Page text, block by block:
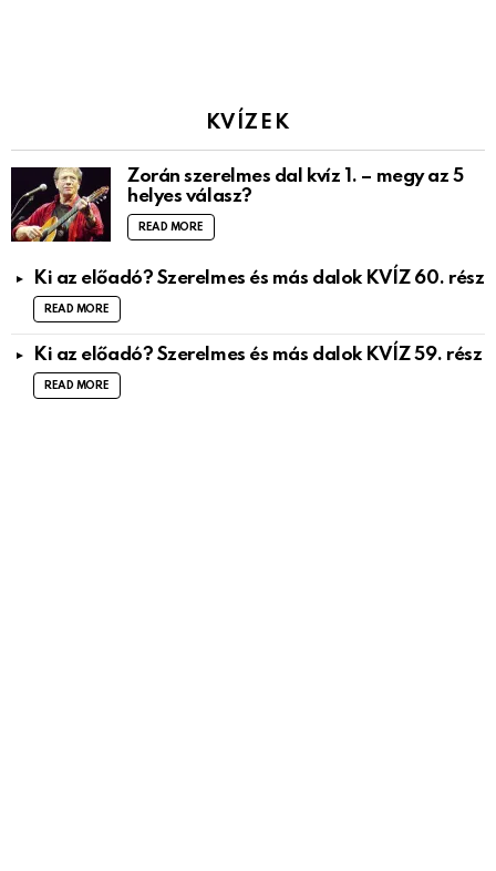
KVÍZEK
Zorán szerelmes dal kvíz 1. – megy az 5
helyes válasz?
READ MORE
Ki az előadó? Szerelmes és más dalok KVÍZ 60. rész
READ MORE
Ki az előadó? Szerelmes és más dalok KVÍZ 59. rész
READ MORE